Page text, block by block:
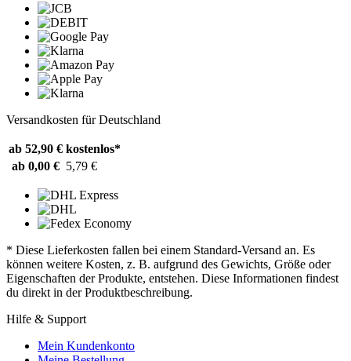
Versandkosten für Deutschland
ab 52,90 € kostenlos*
ab 0,00 € 5,79 €
* Diese Lieferkosten fallen bei einem Standard-Versand an. Es
können weitere Kosten, z. B. aufgrund des Gewichts, Größe oder
Eigenschaften der Produkte, entstehen. Diese Informationen findest
du direkt in der Produktbeschreibung.
Hilfe & Support
Mein Kundenkonto